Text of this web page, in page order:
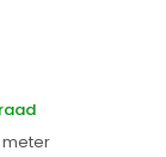
meter